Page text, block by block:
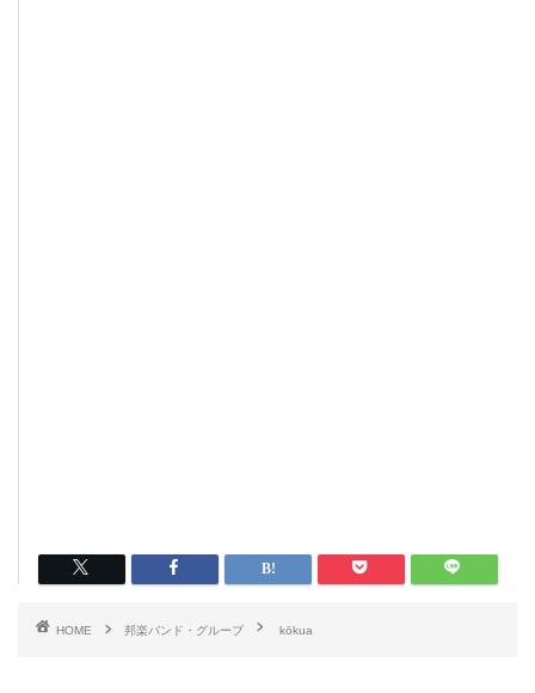
HOME 邦楽バンド・グループ kōkua